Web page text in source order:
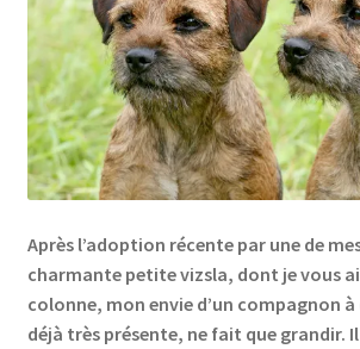
Contact
Contact Me
Links
My Account
Privacy Policy
Après l’adoption récente par une de
charmante petite vizsla, dont je vous
colonne, mon envie d’un compagnon
déjà très présente, ne fait que grandir.